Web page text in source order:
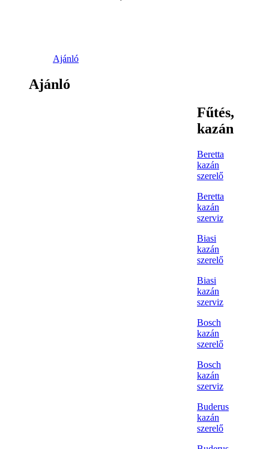
Ajánló
Ajánló
Fűtés,
kazán
Beretta
kazán
szerelő
Beretta
kazán
szerviz
Biasi
kazán
szerelő
Biasi
kazán
szerviz
Bosch
kazán
szerelő
Bosch
kazán
szerviz
Buderus
kazán
szerelő